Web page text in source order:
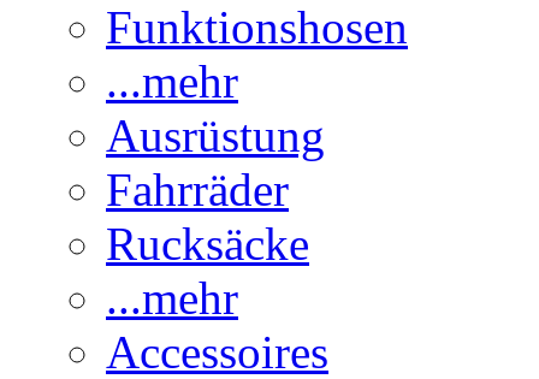
Funktionshosen
...mehr
Ausrüstung
Fahrräder
Rucksäcke
...mehr
Accessoires